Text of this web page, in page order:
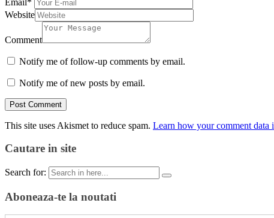
Website
Comment
Notify me of follow-up comments by email.
Notify me of new posts by email.
This site uses Akismet to reduce spam. Learn how your comment data
Cautare in site
Search for:
Aboneaza-te la noutati